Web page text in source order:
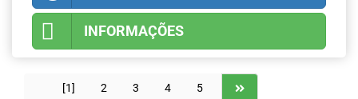
INFORMAÇÕES
[1] 2 3 4 5